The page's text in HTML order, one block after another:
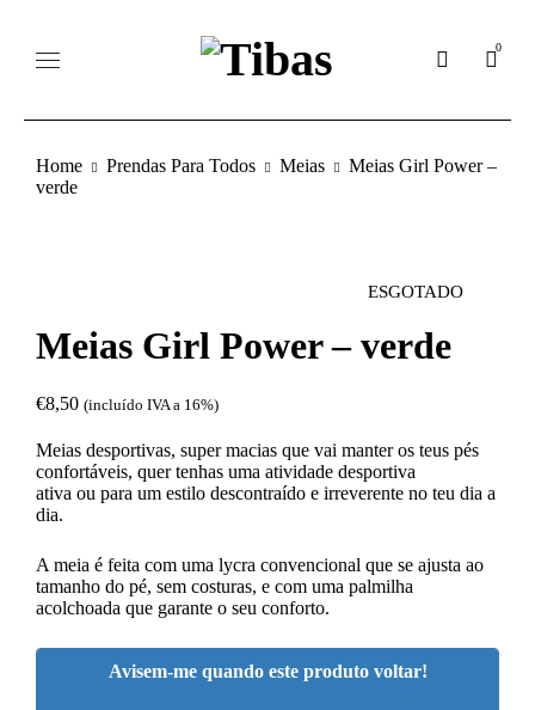
0
Home Prendas Para Todos Meias
Meias Girl Power –
verde
ESGOTADO
Meias Girl Power – verde
€8,50 (incluído IVA a 16%)
Meias desportivas, super macias que vai manter os teus pés
confortáveis, quer tenhas uma atividade desportiva
ativa ou para um estilo descontraído e irreverente no teu dia a
dia.
A meia é feita com uma lycra convencional que se ajusta ao
tamanho do pé, sem costuras, e com uma palmilha
acolchoada que garante o seu conforto.
Avisem-me quando este produto voltar!